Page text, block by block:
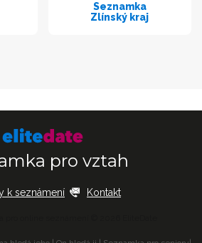
Seznamka
Zlínský kraj
pro vztah
k seznámení Kontakt